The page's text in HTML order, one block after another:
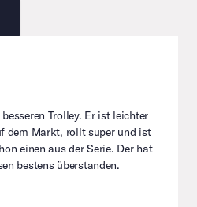
Trolley. Er ist leichter
dem Markt, rollt super und ist
einen aus der Serie. Der hat
bestens überstanden.